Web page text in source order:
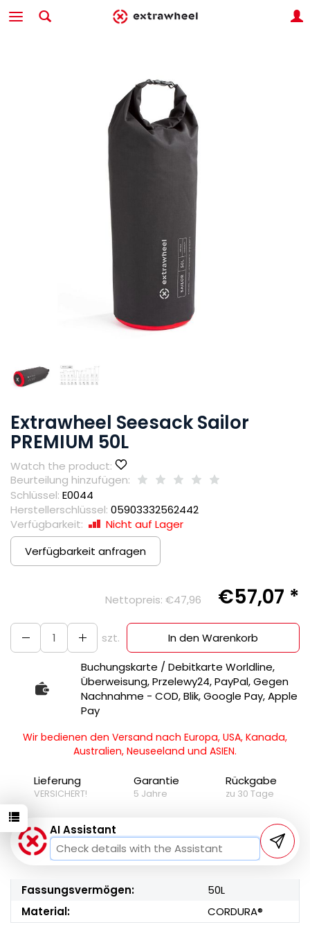
Extrawheel Seesack Sailor
PREMIUM 50L
Watch the product:
Beurteilung hinzufügen:
Schlüssel: E0044
Herstellerschlüssel: 05903332562442
Verfügbarkeit:
Nicht auf Lager
Verfügbarkeit anfragen
Nettopreis: €47,96 €57,07 *
szt.
In den Warenkorb
Buchungskarte / Debitkarte Worldline,
Überweisung, Przelewy24, PayPal, Gegen
Nachnahme - COD, Blik, Google Pay, Apple
Pay
Wir bedienen den Versand nach Europa, USA, Kanada,
Australien, Neuseeland und ASIEN.
Lieferung
VERSICHERT!
Garantie
5 Jahre
Rückgabe
zu 30 Tage
AI Assistant
Fassungsvermögen:
50L
Material:
CORDURA®